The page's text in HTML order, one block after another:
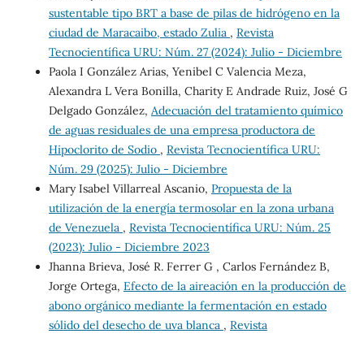
sustentable tipo BRT a base de pilas de hidrógeno en la
ciudad de Maracaibo, estado Zulia , Revista
Tecnocientífica URU: Núm. 27 (2024): Julio - Diciembre
Paola I González Arias, Yenibel C Valencia Meza,
Alexandra L Vera Bonilla, Charity E Andrade Ruiz, José G
Delgado González, Adecuación del tratamiento químico
de aguas residuales de una empresa productora de
Hipoclorito de Sodio , Revista Tecnocientífica URU:
Núm. 29 (2025): Julio - Diciembre
Mary Isabel Villarreal Ascanio, Propuesta de la
utilización de la energía termosolar en la zona urbana
de Venezuela , Revista Tecnocientífica URU: Núm. 25
(2023): Julio - Diciembre 2023
Jhanna Brieva, José R. Ferrer G , Carlos Fernández B,
Jorge Ortega, Efecto de la aireación en la producción de
abono orgánico mediante la fermentación en estado
sólido del desecho de uva blanca , Revista